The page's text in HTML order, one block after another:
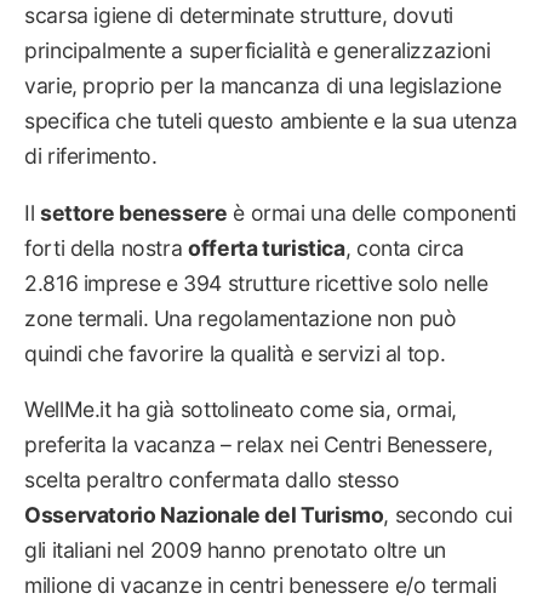
scarsa igiene di determinate strutture, dovuti
principalmente a superficialità e generalizzazioni
varie, proprio per la mancanza di una legislazione
specifica che tuteli questo ambiente e la sua utenza
di riferimento.
Il settore benessere è ormai una delle componenti
forti della nostra offerta turistica, conta circa
2.816 imprese e 394 strutture ricettive solo nelle
zone termali. Una regolamentazione non può
quindi che favorire la qualità e servizi al top.
WellMe.it ha già sottolineato come sia, ormai,
preferita la vacanza – relax nei Centri Benessere,
scelta peraltro confermata dallo stesso
Osservatorio Nazionale del Turismo, secondo cui
gli italiani nel 2009 hanno prenotato oltre un
milione di vacanze in centri benessere e/o termali